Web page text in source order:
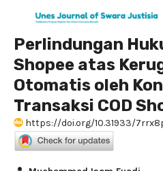
Perlindungan
Shopee atas
Otomatis oleh
Transaksi COD
https://doi.org/10.31933/